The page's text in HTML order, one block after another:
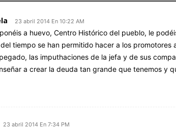
23 abril 2014 En 10:22 AM
a huevo, Centro Histórico del pueblo, le
tiempo se han permitido hacer a los promotores
las imputhaciones de la jefa y de sus
a crear la deuda tan grande que tenemos y
23 abril 2014 En 7:34 PM